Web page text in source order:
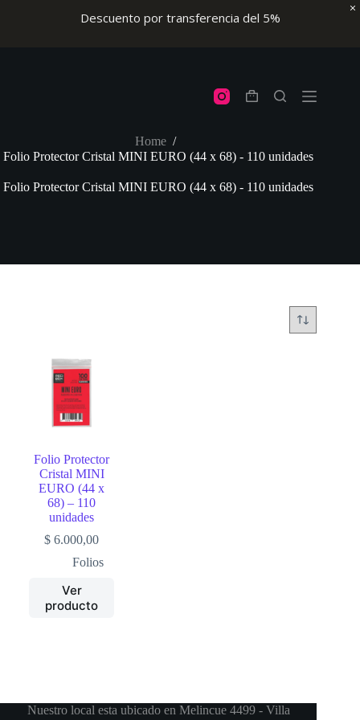
Descuento por transferencia del 5%
Shopping
Home /
Folio Protector Cristal MINI EURO (44 x 68) - 110 unidades
Folio Protector Cristal MINI EURO (44 x 68) - 110 unidades
Folio Protector
Cristal MINI
EURO (44 x
68) – 110
unidades
$ 6.000,00
Folios
Ver
producto
Nuestro local esta ubicado en Melincue 4499 - Villa